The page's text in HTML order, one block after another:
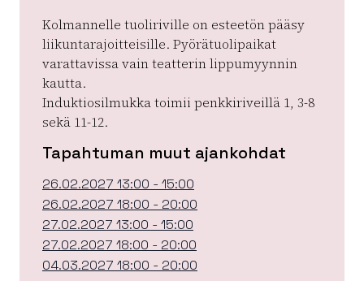
Kolmannelle tuoliriville on esteetön pääsy
liikuntarajoitteisille. Pyörätuolipaikat
varattavissa vain teatterin lippumyynnin
kautta.
Induktiosilmukka toimii penkkiriveillä 1, 3-8
sekä 11-12.
Tapahtuman muut ajankohdat
26.02.2027 13:00 - 15:00
26.02.2027 18:00 - 20:00
27.02.2027 13:00 - 15:00
27.02.2027 18:00 - 20:00
04.03.2027 18:00 - 20:00